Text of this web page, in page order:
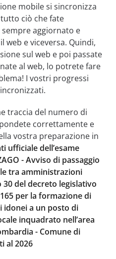
mobile si sincronizza
ciò che fate
sempre aggiornato e
web e viceversa. Quindi,
sul web e poi passate
al web, lo potrete fare
I vostri progressi
traccia del numero di
correttamente e
vostra preparazione in
ufficiale dell’esame
- Avviso di passaggio
tra amministrazioni
del decreto legislativo
per la formazione di
idonei a un posto di
inquadrato nell’area
- Comune di
al 2026